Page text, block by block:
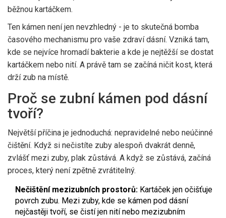
běžnou kartáčkem.
Ten kámen není jen nevzhledný - je to skutečná bomba
časového mechanismu pro vaše zdraví dásní. Vzniká tam,
kde se nejvíce hromadí bakterie a kde je nejtěžší se dostat
kartáčkem nebo nití. A právě tam se začíná ničit kost, která
drží zub na místě.
Proč se zubní kámen pod dásní
tvoří?
Největší příčina je jednoduchá: nepravidelné nebo neúčinné
čištění. Když si nečistíte zuby alespoň dvakrát denně,
zvlášť mezi zuby, plak zůstává. A když se zůstává, začíná
proces, který není zpětně zvrátitelný.
Nečištění mezizubních prostorů: Kartáček jen očišťuje
povrch zubu. Mezi zuby, kde se kámen pod dásní
nejčastěji tvoří, se čistí jen nití nebo mezizubním